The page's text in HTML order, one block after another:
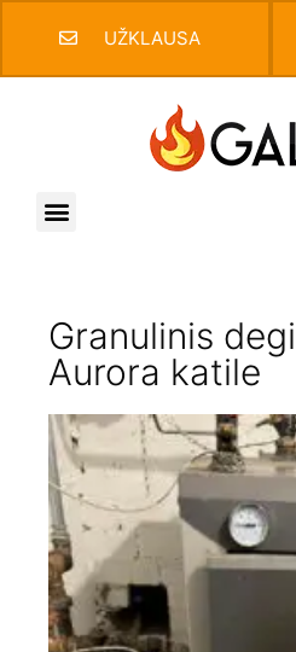
UŽKLAUSA
Granulinis
Aurora katile